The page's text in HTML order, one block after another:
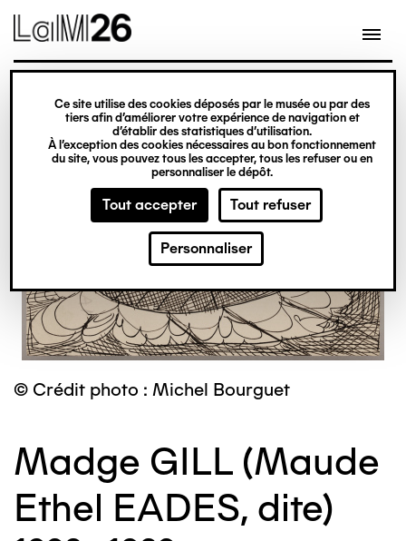
Gestion des cookies
Ce site utilise des cookies déposés par le musée ou par des
tiers afin d’améliorer votre expérience de navigation et
d’établir des statistiques d’utilisation.
À l’exception des cookies nécessaires au bon fonctionnement
du site, vous pouvez tous les accepter, tous les refuser ou en
personnaliser le dépôt.
Tout accepter Tout refuser
Personnaliser
contenu
© Crédit photo : Michel Bourguet
Madge GILL (Maude
Ethel EADES, dite)